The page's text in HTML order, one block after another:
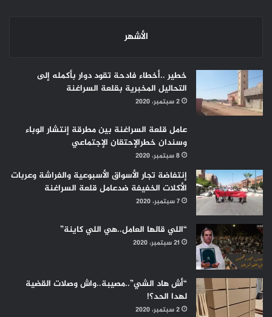
الأشهر
خطير ..أخطاء فادحة تقود دوار بأكمله إلى
التحاليل المخبرية بقلعة السراغنة
2 سبتمبر، 2020
عامل قلعة السراغنة بين مطرقة إنتشار الوباء
وسندان خطرالإحتقان الإجتماعي
8 سبتمبر، 2020
إنتفاضة تجار الأسواق الأسبوعية والفراشة وعربات
الأكلات الخفيفة ضدعامل قلعة السراغنة
7 سبتمبر، 2020
“اللي قالها العامل..هي اللي كاينة”
21 سبتمبر، 2020
“أش هاد الشي”..مصيبة..واش وصلات القضية
لهدا الحد؟!
2 سبتمبر، 2020